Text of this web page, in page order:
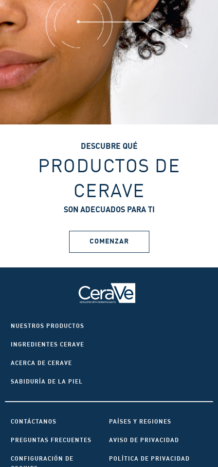
DESCUBRE QUÉ
PRODUCTOS DE
CERAVE
SON ADECUADOS PARA TI
COMENZAR
NUESTROS PRODUCTOS
INGREDIENTES CERAVE
ACERCA DE CERAVE
SABIDURÍA DE LA PIEL
CONTÁCTANOS PAÍSES Y REGIONES
PREGUNTAS FRECUENTES AVISO DE PRIVACIDAD
CONFIGURACIÓN DE
POLÍTICA DE PRIVACIDAD